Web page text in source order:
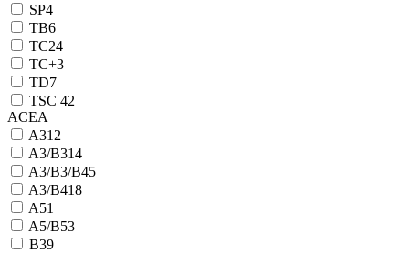
SP4
TB6
TC24
TC+3
TD7
TSC 42
ACEA
A312
A3/B314
A3/B3/B45
A3/B418
A51
A5/B53
B39